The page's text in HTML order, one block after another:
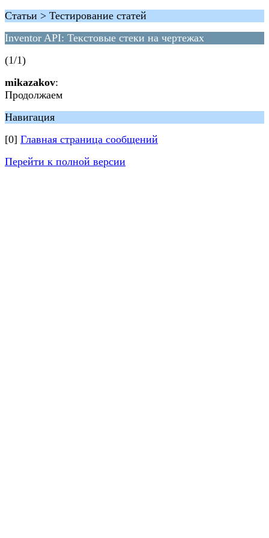
Статьи > Тестирование статей
Inventor API: Текстовые стеки на чертежах
(1/1)
mikazakov:
Продолжаем
Навигация
[0] Главная страница сообщений
Перейти к полной версии